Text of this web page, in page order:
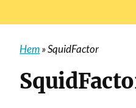
Hem»SquidFactor